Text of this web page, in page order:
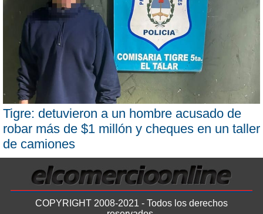
Tigre: detuvieron a un hombre acusado de
robar más de $1 millón y cheques en un taller
de camiones
COPYRIGHT 2008-2021 - Todos los derechos